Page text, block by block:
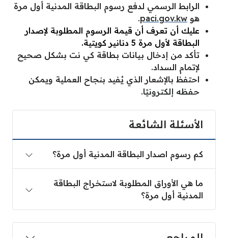
الرابط الرسمي لدفع رسوم البطاقة المدنية أول مرة
هو paci.gov.kw
.
عليك أن تعرف أن قيمة الرسوم المطلوبة لإصدار
البطاقة لأول مرة 5 دنانير كويتية.
تأكد من إدخال بيانات بطاقة كي نت بشكل صحيح
لإتمام السداد.
احتفظ بالإشعار الذي يُفيد بنجاح العملية ويمكن
حفظه إلكترونيًا.
الأسئلة الشائعة
كم رسوم اصدار البطاقة المدنية أول مرة؟
ما هي الأوراق المطلوبة لاستخراج البطاقة
المدنية أول مرة؟